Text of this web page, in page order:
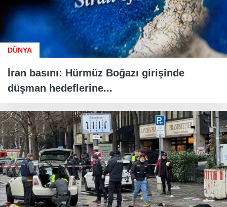
DÜNYA
İran basını: Hürmüz Boğazı girişinde
düşman hedeflerine...